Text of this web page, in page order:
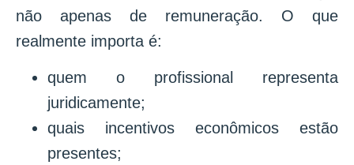
não apenas de remuneração. O que
realmente importa é:
quem o profissional representa
juridicamente;
quais incentivos econômicos estão
presentes;